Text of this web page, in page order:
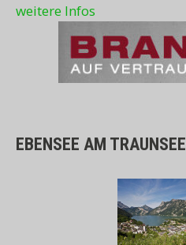
weitere Infos
EBENSEE AM TRAUNSEE